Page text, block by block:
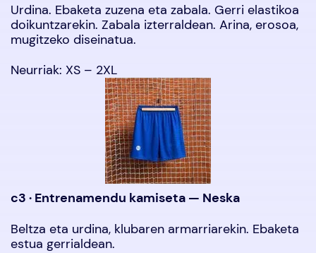
Urdina. Ebaketa zuzena eta zabala. Gerri elastikoa
doikuntzarekin. Zabala izterraldean. Arina, erosoa,
mugitzeko diseinatua.
Neurriak: XS – 2XL
c3 · Entrenamendu kamiseta — Neska
Beltza eta urdina, klubaren armarriarekin. Ebaketa
estua gerrialdean.